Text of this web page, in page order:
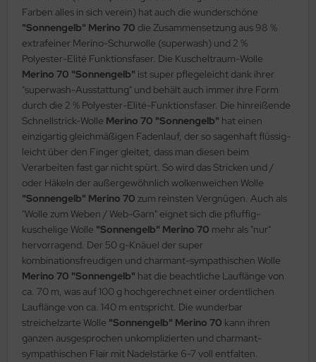
Farben alles in sich verein) hat auch die wunderschöne
"Sonnengelb" Merino 70 die Zusammensetzung aus 98 %
extrafeiner Merino-Schurwolle (superwash) und 2 %
Polyester-Elité Funktionsfaser. Die Kuscheltraum-Wolle
Merino 70 "Sonnengelb" ist super pflegeleicht dank ihrer
"superwash-Ausstattung" und behält auch immer ihre Form
durch die 2 % Polyester-Elité-Funktionsfaser. Die hinreißende
Schnellstrick-Wolle Merino 70 "Sonnengelb" hat einen
einzigartig gleichmäßigen Fadenlauf, der so sagenhaft flüssig-
leicht über den Finger gleitet, dass man diesen beim
Verarbeiten fast gar nicht spürt. So wird das Stricken und /
oder Häkeln der außergewöhnlich wolkenweichen Wolle
"Sonnengelb" Merino 70 zum reinsten Vergnügen. Auch als
"Wolle zum Weben / Web-Garn" eignet sich die pfluffig-
kuschelige Wolle "Sonnengelb" Merino 70 mehr als "nur"
hervorragend. Der 50 g-Knäuel der super
kombinationsfreudigen und charmant-sympathischen Wolle
Merino 70 "Sonnengelb" hat die beachtliche Lauflänge von
ca. 70 m, was auf 100 g hochgerechnet einer ordentlichen
Lauflänge von ca. 140 m entspricht. Die wunderbar
streichelzarte Wolle "Sonnengelb" Merino 70 kann ihren
ganzen ausgesprochen unkomplizierten und charmant-
sympathischen Flair mit Nadelstärke 6-7 voll entfalten.